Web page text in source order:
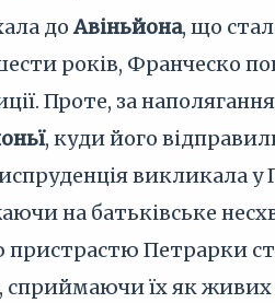
доАвіньйона, що
років, Франческо
Проте, за
, куди його
викликала у
на батьківське
Петрарки
сприймаючи їх як